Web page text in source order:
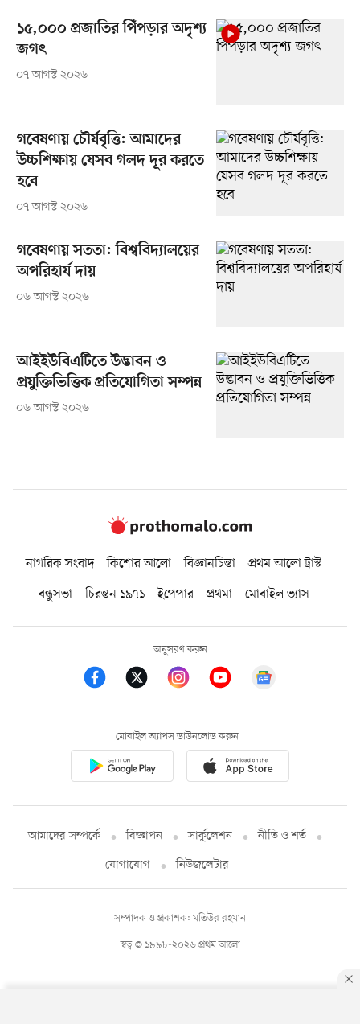
১৫,০০০ প্রজাতির পিঁপড়ার অদৃশ্য
জগৎ
০৭ আগস্ট ২০২৬
গবেষণায় চৌর্যবৃত্তি: আমাদের
উচ্চশিক্ষায় যেসব গলদ দূর করতে
হবে
০৭ আগস্ট ২০২৬
গবেষণায় সততা: বিশ্ববিদ্যালয়ের
অপরিহার্য দায়
০৬ আগস্ট ২০২৬
আইইউবিএটিতে উদ্ভাবন ও
প্রযুক্তিভিত্তিক প্রতিযোগিতা সম্পন্ন
০৬ আগস্ট ২০২৬
নাগরিক সংবাদ কিশোর আলো বিজ্ঞানচিন্তা
প্রথম আলো ট্রাস্ট
বন্ধুসভা
চিরন্তন ১৯৭১ ইপেপার প্রথমা মোবাইল ভ্যাস
অনুসরণ করুন
মোবাইল অ্যাপস ডাউনলোড করুন
আমাদের সম্পর্কে বিজ্ঞাপন সার্কুলেশন
নীতি ও শর্ত
যোগাযোগ
নিউজলেটার
স্বত্ব © ১৯৯৮-২০২৬ প্রথম আলো
সম্পাদক ও প্রকাশক: মতিউর রহমান